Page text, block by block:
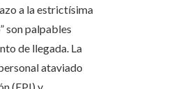
a la estrictísima
son palpables
de llegada. La
ataviado